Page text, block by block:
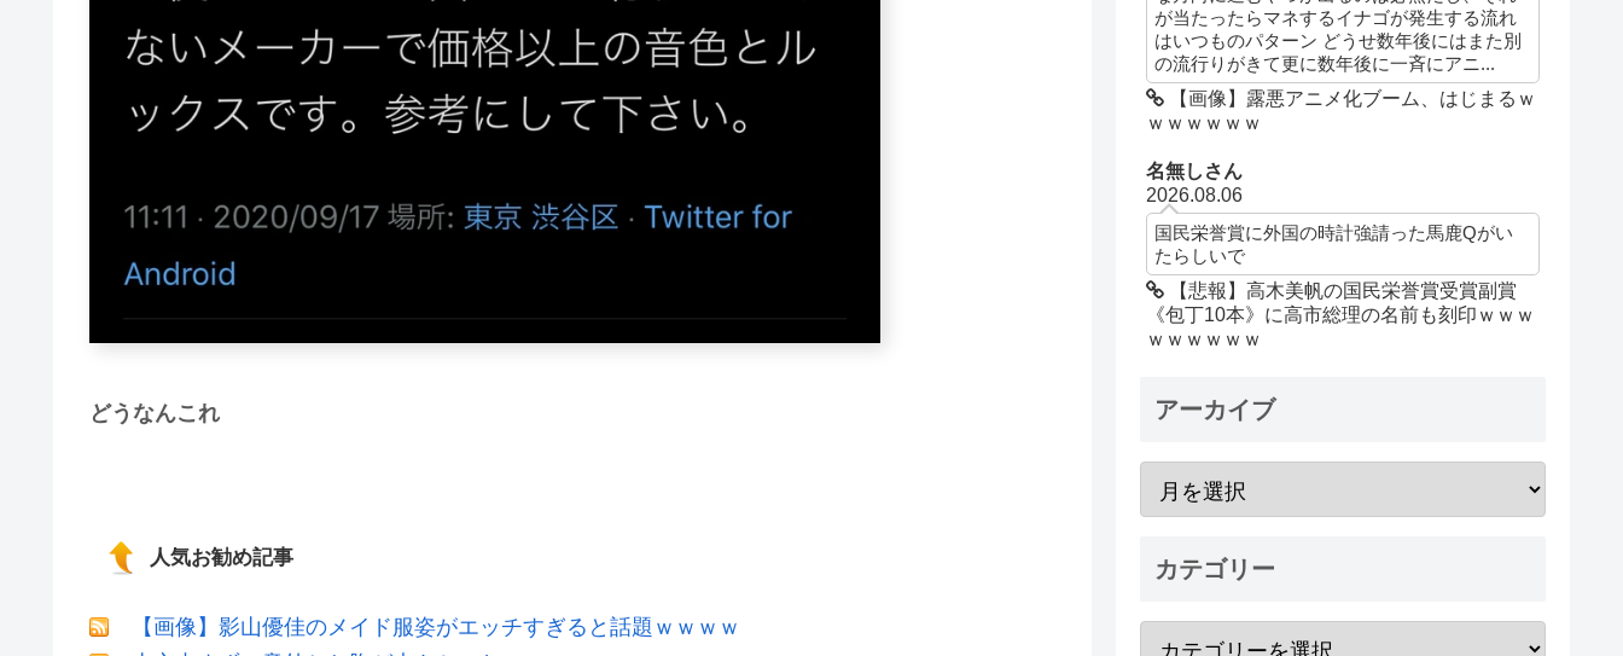
どうなんこれ
人気お勧め記事
【画像】影山優佳のメイド服姿がエッチすぎると話題ｗｗｗｗ
が当たったらマネするイナゴが発生する流れ
はいつものパターン どうせ数年後にはまた別
の流行りがきて更に数年後に一斉にアニ...
【画像】露悪アニメ化ブーム、はじまるｗ
ｗｗｗｗｗｗ
名無しさん
2026.08.06
国民栄誉賞に外国の時計強請った馬鹿Qがい
たらしいで
【悲報】高木美帆の国民栄誉賞受賞副賞
《包丁10本》に高市総理の名前も刻印ｗｗｗ
ｗｗｗｗｗｗ
アーカイブ
カテゴリー